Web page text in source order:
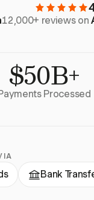
12,000+ reviews on
$50B+
Processed
Bank